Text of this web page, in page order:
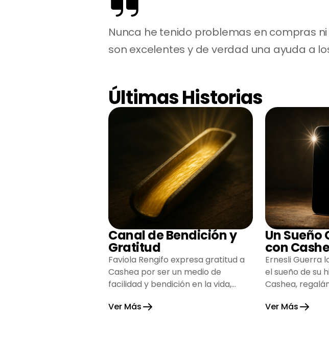
Nunca he tenido problemas en compras
son excelentes y de verdad una ayuda a
Últimas Historias
Canal de Bendición y
Gratitud
Faviola Rengifo expresa gratitud a
Cashea por ser un medio de
facilidad y bendición en la vida,
esperanza.
Ver Más
Un
con
Ernesli Guerra
el sueño de su
Cashea,
alegría su hogar.
Ver Más